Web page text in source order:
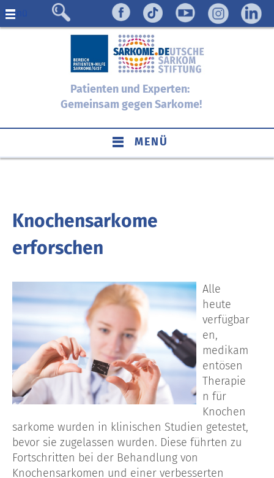
Menü
Patienten und Experten:
Gemeinsam gegen Sarkome!
MENÜ
Knochensarkome
erforschen
Alle
heute
verfügbar
en,
medikam
entösen
Therapie
n für
Knochen
sarkome wurden in klinischen Studien getestet,
bevor sie zugelassen wurden. Diese führten zu
Fortschritten bei der Behandlung von
Knochensarkomen und einer verbesserten